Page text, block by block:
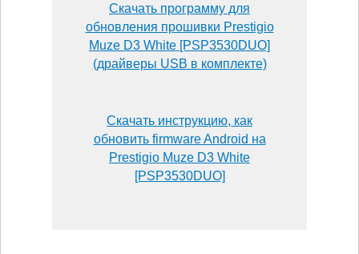
Скачать программу для
обновления прошивки Prestigio
Muze D3 White [PSP3530DUO]
(драйверы USB в комплекте)
Скачать инструкцию, как
обновить firmware Android на
Prestigio Muze D3 White
[PSP3530DUO]